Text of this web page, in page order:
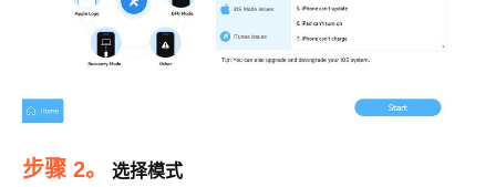
步骤 2。 选择模式